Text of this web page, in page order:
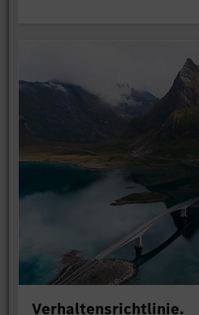
Verhaltensrichtlinie.